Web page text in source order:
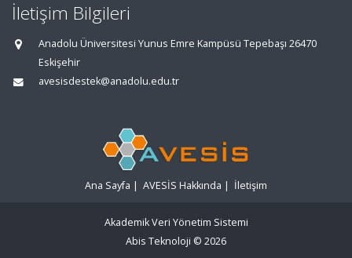
İletişim Bilgileri
Anadolu Üniversitesi Yunus Emre Kampüsü Tepebaşı 26470
Eskişehir
avesisdestek@anadolu.edu.tr
Ana Sayfa | AVESİS Hakkında | İletişim
Akademik Veri Yönetim Sistemi
Abis Teknoloji © 2026